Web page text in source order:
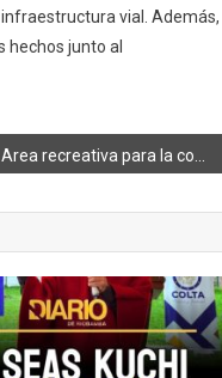
vial. Además,
hechos junto al